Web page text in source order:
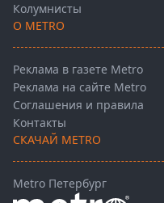
Колумнисты
О METRO
Реклама в газете Metro
Реклама на сайте Metro
Соглашения и правила
Контакты
СКАЧАЙ METRO
Metro Петербург